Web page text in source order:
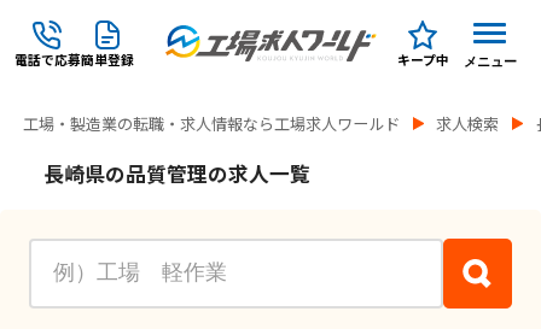
電話で応募簡単登録 キープ中 メニュー
工場・製造業の転職・求人情報なら工場求人ワールド 求人検索
長崎県の品質管理の求人一覧